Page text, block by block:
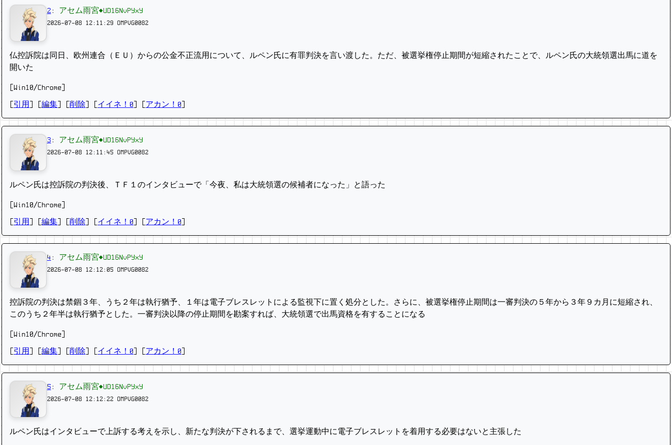
2 : アセム雨宮◆UD16NvPYxY
2026-07-08 12:11:29 OMPVG0082
仏控訴⁠院は同日、欧州連合（ＥＵ）からの公金不正流用について、ルペン氏に有罪判決を言い渡​した。ただ、被選挙権停止期間が短縮されたことで、ルペン氏の大統領選出‌馬に道を
開いた
[Win10/Chrome]
引用 編集 削除 イイネ！0 アカン！0
3 : アセム雨宮◆UD16NvPYxY
2026-07-08 12:11:45 OMPVG0082
ルペン氏は控訴院の判決後、ＴＦ１のインタビューで「今夜、私は大統領選の候補者‌になった」と語った
[Win10/Chrome]
引用 編集 削除 イイネ！0 アカン！0
4 : アセム雨宮◆UD16NvPYxY
2026-07-08 12:12:05 OMPVG0082
控訴‌院の判決は禁錮３年、うち２年は執行猶​予、１年は電子ブレスレットによる監視下に置く処分とし‌た。さらに、被選挙権停止期間は一審判決の５年から３年９カ月に短縮され、‌
このうち２年半は執​行猶予とした。一審判決以降の停止期間‌を勘案すれば、大統領選で出馬資格を有することにな⁠る
[Win10/Chrome]
引用 編集 削除 イイネ！0 アカン！0
5 : アセム雨宮◆UD16NvPYxY
2026-07-08 12:12:22 OMPVG0082
ルペン氏はインタビューで上訴する考えを示し、新たな判決が下されるまで、選挙運動中に電子ブレスレッ⁠トを着用する必要はないと主張​した